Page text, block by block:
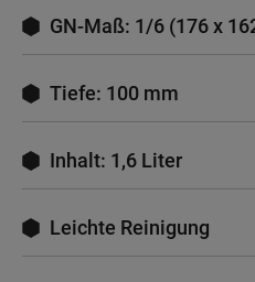
GN-Maß: 1/6 (176 x
Tiefe: 100 mm
Inhalt: 1,6 Liter
Leichte Reinigung